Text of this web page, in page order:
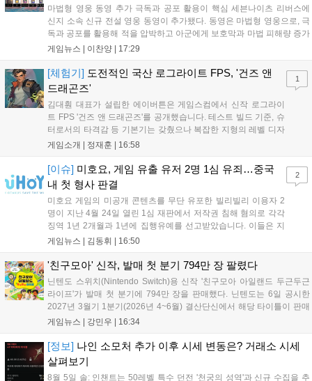
마법형 영웅 동영 추가 극독과 공포 활용이 핵심 세븐나이츠 리버스에
신지 소속 신규 전설 영웅 동영이 추가됐다. 동영은 마법형 영웅으로, 극
독과 공포를 활용해 적을 압박하고 아군에게 보호막과 마법 피해량 증가
를 제공하는 것이 특징이다. 패시브 황천의 동행자는 동영의 핵심이다.
활한다. 모...
게임뉴스 | 이찬양 17:29
[체험기] 도전적인 국산 로그라이트 FPS, '건즈 앤
드래곤즈'
김대훤 대표가 설립한 에이버튼은 게임스컴에서 신작 로그라이
트 FPS '건즈 앤 드래곤즈'를 공개했습니다. 테스트 빌드 기준, 슈
터로서의 타격감 등 기본기는 갖췄으나 복잡한 지형의 레벨 디자
인은 개선이 필요해 보입니다. 또한, 성장 트랙의 과도한 분절과
요구됩니다. 개발사는 향후 캐릭터 추가 등을 통해 게임성을 다듬
어 경쟁력을 확보할 계획입니다....
게임소개 | 정재훈 16:58
1
[이슈] 미호요, 게임 유출 유저 2명 1심 유죄…중국
내 첫 형사 판결
미호요 게임의 미공개 콘텐츠를 무단 유포한 빌리빌리 이용자 2
명이 지난 4월 24일 열린 1심 재판에서 저작권 침해 혐의로 각각
징역 1년 2개월과 1년에 집행유예를 선고받았습니다. 이들은 지
난해 7월부터 원신 등 주요 게임의 영상을 유포해 60만 회 이상의
이후 중국 내 첫 형사사건임을 강조하며 향후 무단 유출에 강경
대응할 방침입니다....
게임뉴스 | 김동휘 16:50
2
'친구모아' 신작, 발매 첫 분기 794만 장 팔렸다
닌텐도 스위치(Nintendo Switch)용 신작 '친구모아 아일랜드 두근두근
라이프'가 발매 첫 분기에 794만 장을 판매했다. 닌텐도는 6일 공시한
2027년 3월기 1분기(2026년 4~6월) 결산단신에서 해당 타이틀이 판매
를 크게 늘렸다고 밝혔다. 4월 16일 발매된 이 작품은 약 2개월 반 만에
게임뉴스 | 강민우 16:34
[정보] 나인 소모처 추가 이후 시세 변동은? 거래소 시세
살펴보기
8월 5일 솔: 인챈트는 50레벨 특수 던전 '천궁의 성역'과 신규 수집을 추